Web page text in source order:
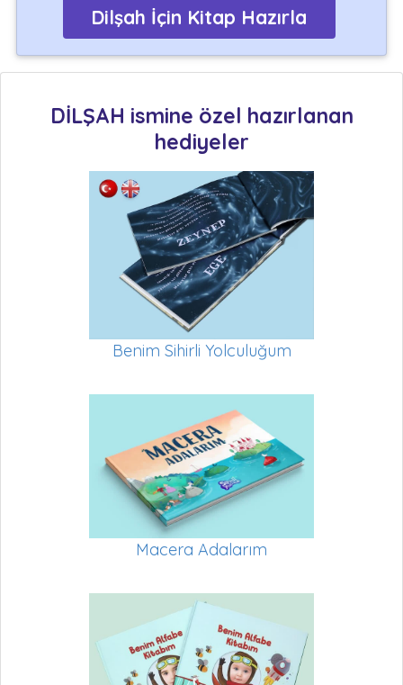
Dilşah İçin Kitap Hazırla
DİLŞAH ismine özel hazırlanan
hediyeler
Benim Sihirli Yolculuğum
Macera Adalarım